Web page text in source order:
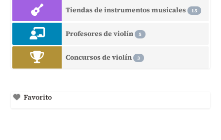
Tiendas de instrumentos musicales 15
Profesores de violín 5
Concursos de violín 3
Favorito